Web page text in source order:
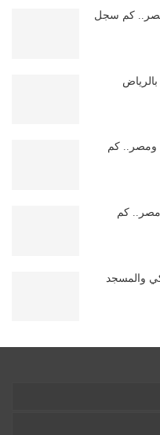
كم سجل
ومصر.. كم
كم
والمسجد